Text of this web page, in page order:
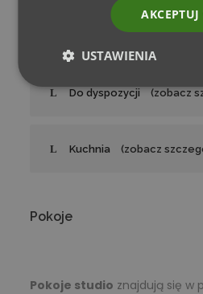
Do dyspozycji (zobacz
Kuchnia (zobacz
Pokoje
Pokoje studio znajdują się w
USTAWIENIA